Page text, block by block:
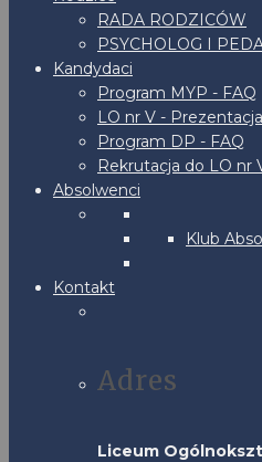
RADA RODZICÓW
PSYCHOLOG I
Kandydaci
Program MYP - FAQ
LO nr V -
Program DP - FAQ
Rekrutacja do LO nr
Absolwenci
Klub
Kontakt
Adres
Liceum